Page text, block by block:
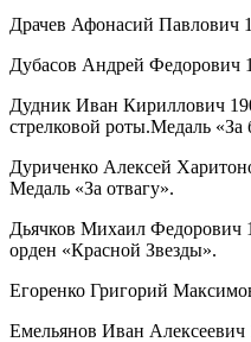
Драчев Афонасий Павлович
Дубасов Андрей Федорович
Дудник Иван Кириллович
стрелковой роты.Медаль «За
Дуриченко Алексей
Медаль «За отвагу».
Дьячков Михаил Федорович
орден «Красной Звезды».
Егоренко Григорий
Емельянов Иван Алексеевич